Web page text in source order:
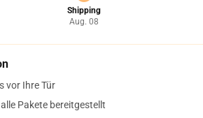
Shipping
Aug. 08
vor Ihre Tür
Pakete bereitgestellt